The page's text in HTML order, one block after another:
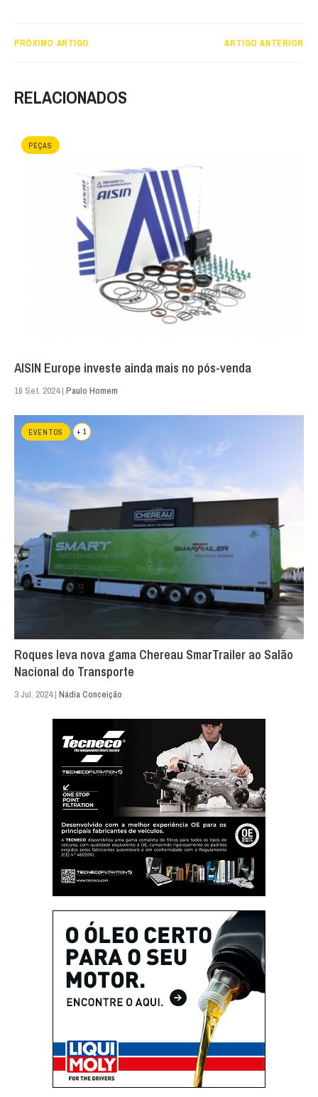
PRÓXIMO ARTIGO ARTIGO ANTERIOR
RELACIONADOS
PEÇAS
AISIN Europe investe ainda mais no pós-venda
16 Set. 2024 | Paulo Homem
EVENTOS + 1
Roques leva nova gama Chereau SmarTrailer ao Salão
Nacional do Transporte
3 Jul. 2024 | Nádia Conceição